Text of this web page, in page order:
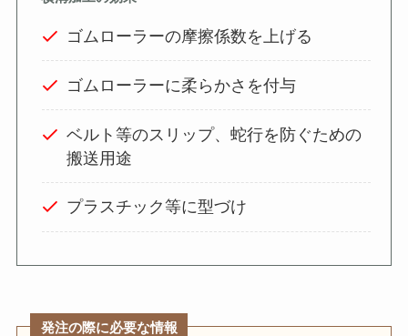
ゴムローラーの摩擦係数を上げる
ゴムローラーに柔らかさを付与
ベルト等のスリップ、蛇行を防ぐための
搬送用途
プラスチック等に型づけ
発注の際に必要な情報